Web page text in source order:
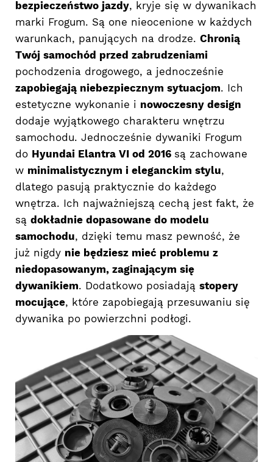
bezpieczeństwo jazdy, kryje się w dywanikach
marki Frogum. Są one nieocenione w każdych
warunkach, panujących na drodze. Chronią
Twój samochód przed zabrudzeniami
pochodzenia drogowego, a jednocześnie
zapobiegają niebezpiecznym sytuacjom. Ich
estetyczne wykonanie i nowoczesny design
dodaje wyjątkowego charakteru wnętrzu
samochodu. Jednocześnie dywaniki Frogum
do Hyundai Elantra VI od 2016 są zachowane
w minimalistycznym i eleganckim stylu,
dlatego pasują praktycznie do każdego
wnętrza. Ich najważniejszą cechą jest fakt, że
są dokładnie dopasowane do modelu
samochodu, dzięki temu masz pewność, że
już nigdy nie będziesz mieć problemu z
niedopasowanym, zaginającym się
dywanikiem. Dodatkowo posiadają stopery
mocujące, które zapobiegają przesuwaniu się
dywanika po powierzchni podłogi.